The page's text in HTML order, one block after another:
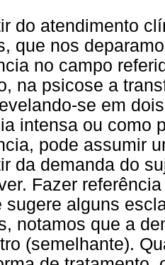
do atendimento
que nos
no campo
na psicose a
se em
intensa ou como
pode assumir
da demanda do
Fazer
sugere alguns
notamos que a
(semelhante).